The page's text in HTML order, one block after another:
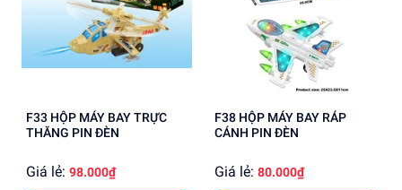
F33 HỘP MÁY BAY TRỰC
THĂNG PIN ĐÈN
Giá lẻ: 98.000₫
F38 HỘP MÁY BAY RÁP
CÁNH PIN ĐÈN
Giá lẻ: 80.000₫